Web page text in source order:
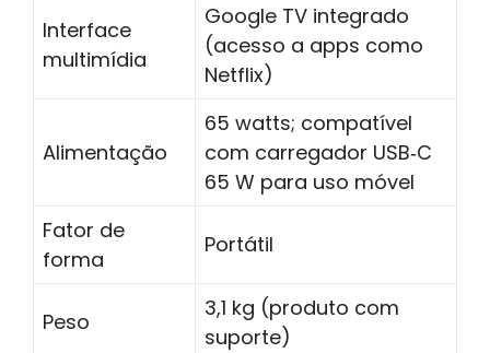
Interface
multimídia
Google TV integrado
(acesso a apps como
Netflix)
Alimentação
65 watts; compatível
com carregador USB‑C
65 W para uso móvel
Fator de
forma
Portátil
Peso
3,1 kg (produto com
suporte)